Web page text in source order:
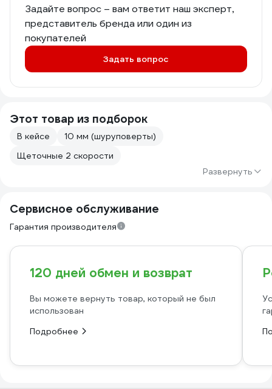
Задайте вопрос – вам ответит наш эксперт,
представитель бренда или один из
покупателей
Задать вопрос
Этот товар из подборок
В кейсе
10 мм (шуруповерты)
Щеточные 2 скорости
Развернуть
Сервисное обслуживание
Гарантия производителя
120 дней обмен и возврат
Вы можете вернуть товар, который не был
использован
Подробнее